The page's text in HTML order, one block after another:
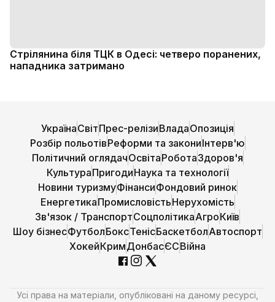
Стрілянина біля ТЦК в Одесі: четверо поранених,
нападника затримано
УкраїнаСвітПрес-релізиВладаОпозиція
Розбір польотівРеформи та закониІнтерв'ю
Політичний оглядачОсвітаРоботаЗдоров'я
КультураПригодиНаука та технології
Новини туризмуФінансиФондовий ринок
ЕнергетикаПромисловістьНерухомість
Зв'язок / ТранспортСоцполітикаАгроКиїв
Шоу бізнесФутболБоксТенісБаскетболАвтоспорт
ХокейКримДонбасЄСВійна
Усі права на матеріали, опубліковані на даному ресурсі,